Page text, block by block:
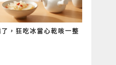
，狂吃冰當心乾咳一整